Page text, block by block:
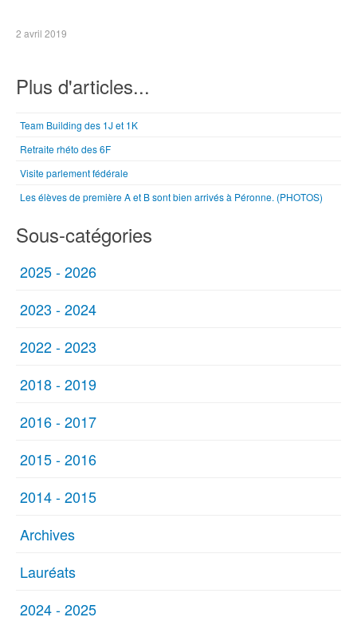
2 avril 2019
Plus d'articles...
Team Building des 1J et 1K
Retraite rhéto des 6F
Visite parlement fédérale
Les élèves de première A et B sont bien arrivés à Péronne. (PHOTOS)
Sous-catégories
2025 - 2026
2023 - 2024
2022 - 2023
2018 - 2019
2016 - 2017
2015 - 2016
2014 - 2015
Archives
Lauréats
2024 - 2025